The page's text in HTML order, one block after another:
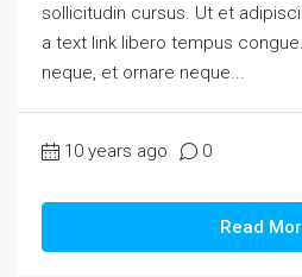
sollicitudin cursus. Ut et
a text link libero tempus
neque, et ornare neque...
10 years ago 0
Read